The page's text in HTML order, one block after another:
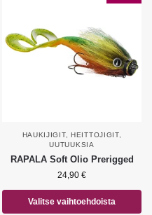
HAUKIJIGIT, HEITTOJIGIT,
UUTUUKSIA
RAPALA Soft Olio Prerigged
24,90 €
Valitse vaihtoehdoista